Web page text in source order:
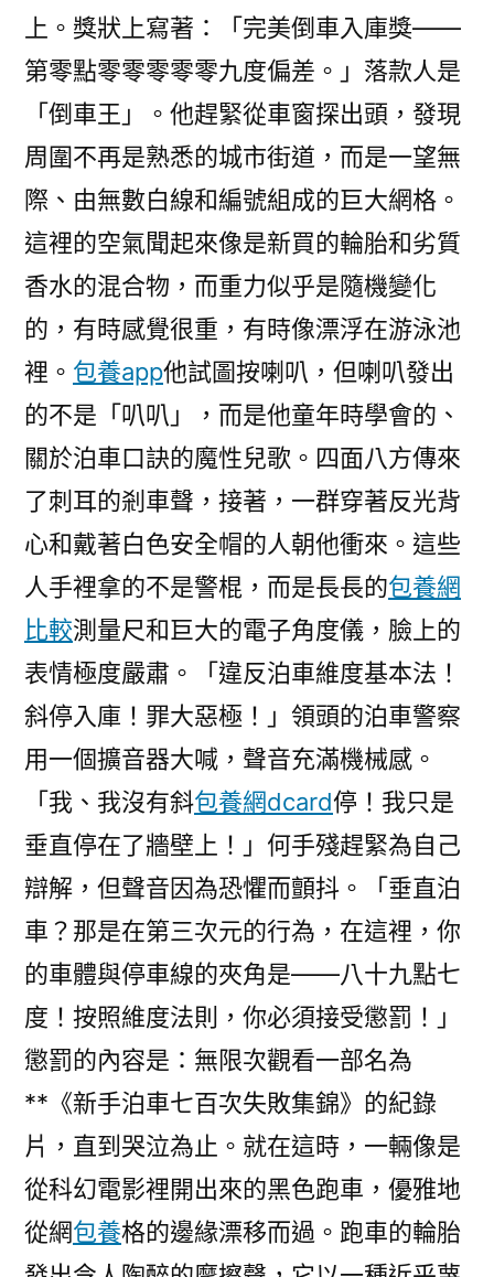
上。獎狀上寫著：「完美倒車入庫獎——
第零點零零零零零九度偏差。」落款人是
「倒車王」。他趕緊從車窗探出頭，發現
周圍不再是熟悉的城市街道，而是一望無
際、由無數白線和編號組成的巨大網格。
這裡的空氣聞起來像是新買的輪胎和劣質
香水的混合物，而重力似乎是隨機變化
的，有時感覺很重，有時像漂浮在游泳池
裡。 包養app他試圖按喇叭，但喇叭發出
的不是「叭叭」，而是他童年時學會的、
關於泊車口訣的魔性兒歌。四面八方傳來
了刺耳的剎車聲，接著，一群穿著反光背
心和戴著白色安全帽的人朝他衝來。這些
人手裡拿的不是警棍，而是長長的包養網
比較測量尺和巨大的電子角度儀，臉上的
表情極度嚴肅。「違反泊車維度基本法！
斜停入庫！罪大惡極！」領頭的泊車警察
用一個擴音器大喊，聲音充滿機械感。
「我、我沒有斜包養網dcard停！我只是
垂直停在了牆壁上！」何手殘趕緊為自己
辯解，但聲音因為恐懼而顫抖。「垂直泊
車？那是在第三次元的行為，在這裡，你
的車體與停車線的夾角是——八十九點七
度！按照維度法則，你必須接受懲罰！」
懲罰的內容是：無限次觀看一部名為
**《新手泊車七百次失敗集錦》的紀錄
片，直到哭泣為止。就在這時，一輛像是
從科幻電影裡開出來的黑色跑車，優雅地
從網包養格的邊緣漂移而過。跑車的輪胎